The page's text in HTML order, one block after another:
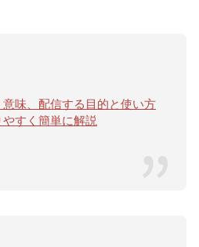
味、配信する目的と使い方
すく簡単に解説